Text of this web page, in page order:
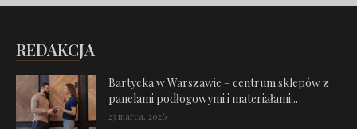
REDAKCJA
Bartycka w Warszawie – centrum sklepów z
panelami podłogowymi i materiałami...
23 marca, 2026